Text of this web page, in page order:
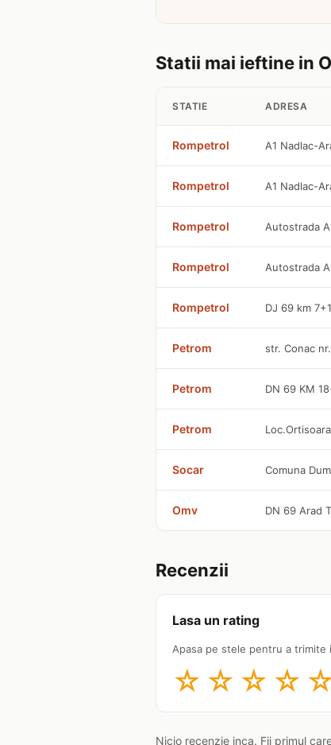
Statii mai ieftine in
STATIE ADRESA
Rompetrol A1 Nadlac-
Rompetrol A1 Nadlac-
Rompetrol Autostrada
Rompetrol Autostrada
Rompetrol DJ 69 km
Petrom str. Conac
Petrom DN 69 KM
Petrom Loc.Ortisoara
Socar Comuna
Omv DN 69 Arad
Recenzii
Lasa un rating
Apasa pe stele pentru a
☆ ☆ ☆ ☆
Nicio recenzie inca. Fii primul